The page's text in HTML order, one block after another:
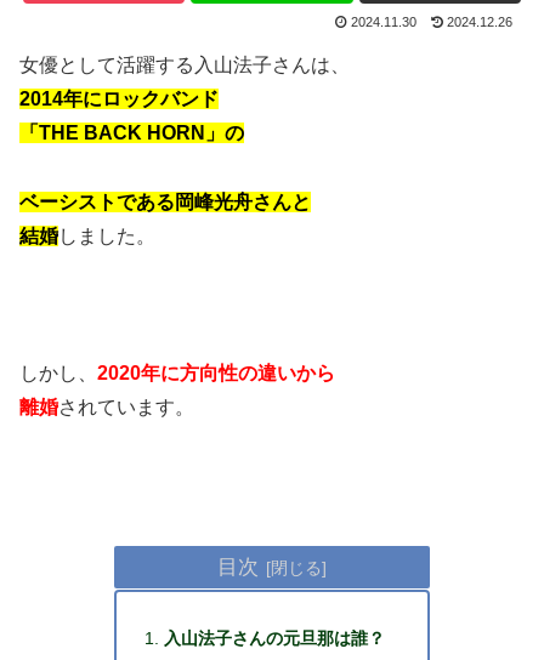
2024.11.30 2024.12.26
女優として活躍する入山法子さんは、
2014年にロックバンド
「THE BACK HORN」の
ベーシストである岡峰光舟さんと
結婚しました。
しかし、 2020年に方向性の違いから
離婚されています。
目次
入山法子さんの元旦那は誰？